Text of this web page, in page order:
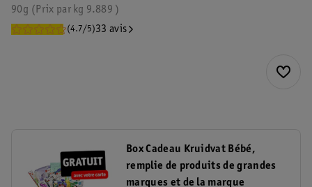
90g 9.889
Prix par kg
(4.7/5)33 avis
Box Cadeau Kruidvat Bébé,
remplie de produits de grandes
marques et de la marque